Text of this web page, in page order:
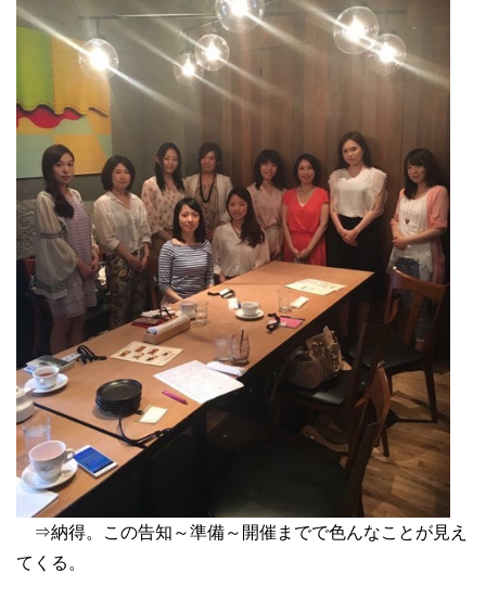
⇒納得。この告知～準備～開催までで色んなことが見え
てくる。